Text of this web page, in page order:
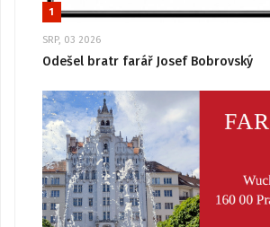
1
SRP, 03 2026
Odešel bratr farář Josef Bobrovský